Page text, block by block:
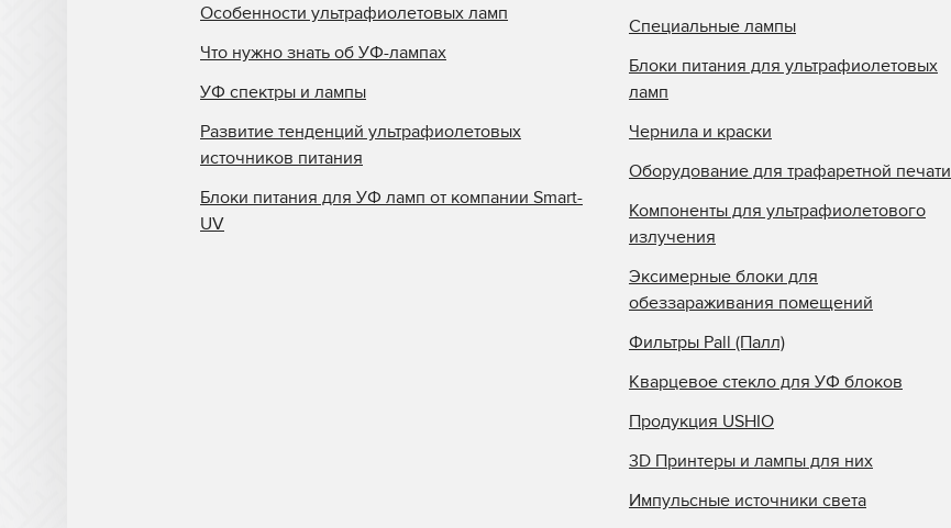
Особенности ультрафиолетовых ламп
Что нужно знать об УФ-лампах
УФ спектры и лампы
Развитие тенденций ультрафиолетовых
источников питания
Блоки питания для УФ ламп от компании Smart-
UV
Специальные лампы
Блоки питания для ультрафиолетовых
ламп
Чернила и краски
Оборудование для трафаретной печати
Компоненты для ультрафиолетового
излучения
Эксимерные блоки для
обеззараживания помещений
Фильтры Pall (Палл)
Кварцевое стекло для УФ блоков
Продукция USHIO
3D Принтеры и лампы для них
Импульсные источники света